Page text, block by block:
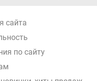
сайта
по сайту